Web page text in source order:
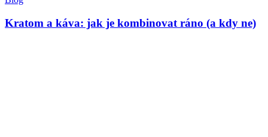
Kratom a káva: jak je kombinovat ráno (a kdy ne)